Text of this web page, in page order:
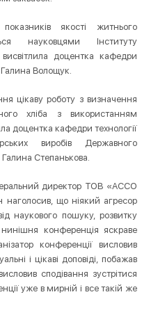
якості житнього
науковцями Інституту
доцентка кафедри
Галина Волощук.
цікаву роботу з визначення
хліба з використанням
доцентка кафедри технології
виробів Державного
Галина Степанькова.
директор ТОВ «АССО
наголосив, що ніякий агресор
наукового пошуку, розвитку
конференція яскраве
конференції висловив
і цікаві доповіді, побажав
сподівання зустрітися
уже в мирній і все такій же